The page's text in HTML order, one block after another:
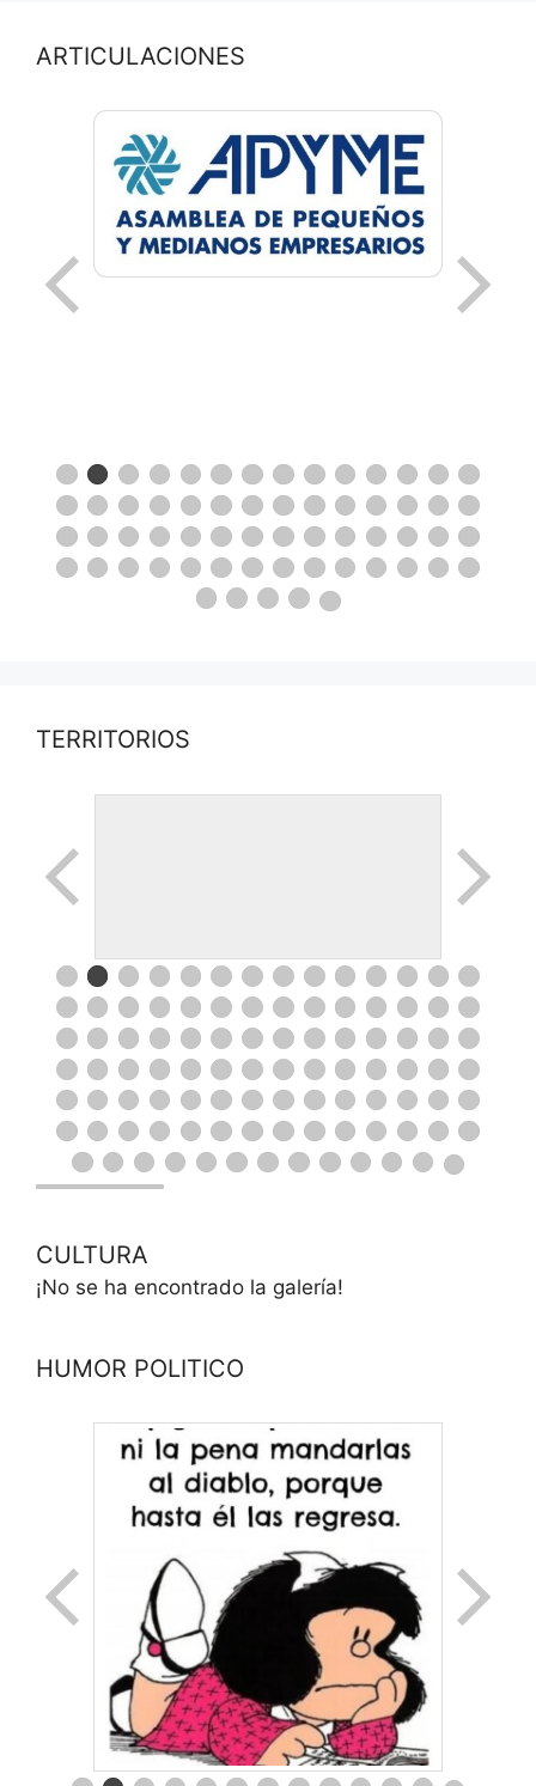
ARTICULACIONES
TERRITORIOS
CULTURA
¡No se ha encontrado la galería!
HUMOR POLITICO